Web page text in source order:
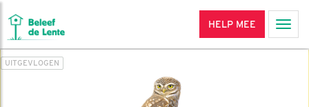
HELP MEE
UITGEVLOGEN